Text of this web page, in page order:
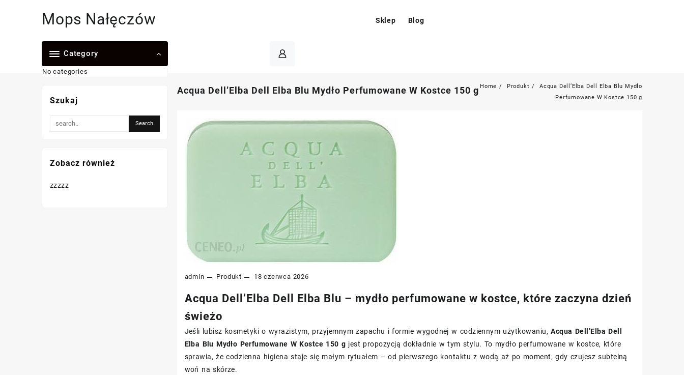
Mops Nałęczów Sklep Blog
Category
No categories
Acqua Dell’Elba Dell Elba Blu Mydło Perfumowane W Kostce 150 g Home Produkt
Acqua Dell’Elba Dell Elba Blu Mydło
Perfumowane W Kostce 150 g
admin Produkt 18 czerwca 2026
Acqua Dell’Elba Dell Elba Blu – mydło perfumowane w kostce, które zaczyna dzień
świeżo
Jeśli lubisz kosmetyki o wyrazistym, przyjemnym zapachu i formie wygodnej w codziennym użytkowaniu,Acqua Dell’Elba Dell
Elba Blu Mydło Perfumowane W Kostce 150 g jest propozycją dokładnie w tym stylu. To mydło perfumowane w kostce, które
sprawia, że codzienna higiena staje się małym rytuałem – od pierwszego kontaktu z wodą aż po moment, gdy czujesz subtelną
woń na skórze.
Szukaj
Zobacz również
zzzzz